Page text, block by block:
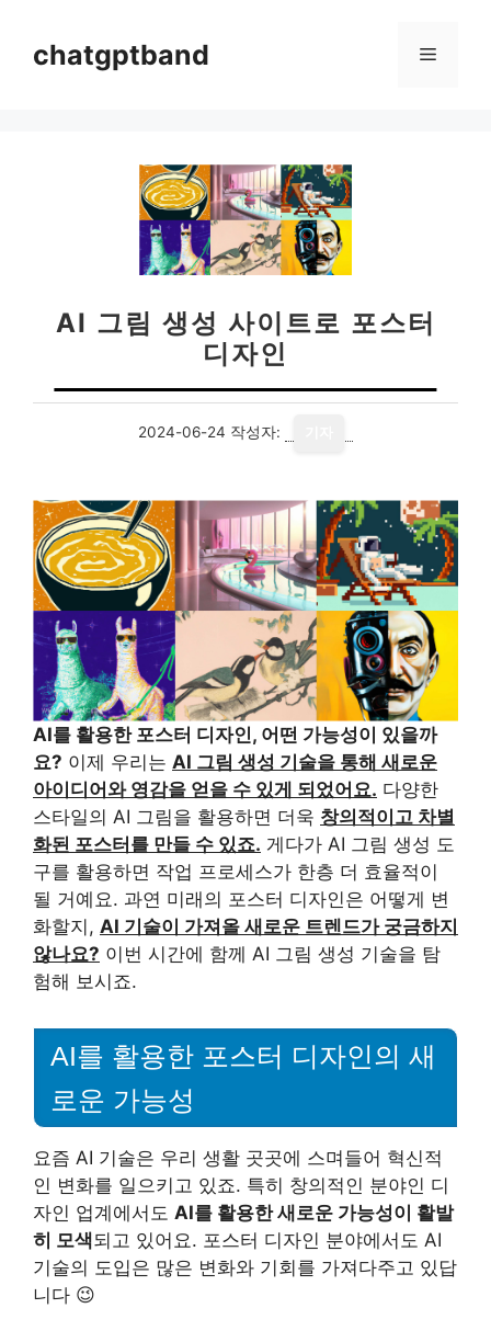
chatgptband 메
AI 그림 생성 사이트로 포스터
디자인
2024-06-24 작성자:
AI를 활용한 포스터 디자인, 어떤 가능성이 있을까
요? 이제 우리는 AI 그림 생성 기술을 통해 새로운
아이디어와 영감을 얻을 수 있게 되었어요. 다양한
스타일의 AI 그림을 활용하면 더욱 창의적이고 차별
화된 포스터를 만들 수 있죠. 게다가 AI 그림 생성 도
구를 활용하면 작업 프로세스가 한층 더 효율적이
될 거예요. 과연 미래의 포스터 디자인은 어떻게 변
화할지, AI 기술이 가져올 새로운 트렌드가 궁금하지
않나요? 이번 시간에 함께 AI 그림 생성 기술을 탐
험해 보시죠.
AI를 활용한 포스터 디자인의 새
로운 가능성
요즘 AI 기술은 우리 생활 곳곳에 스며들어 혁신적
인 변화를 일으키고 있죠. 특히 창의적인 분야인 디
자인 업계에서도 AI를 활용한 새로운 가능성이 활발
히 모색되고 있어요. 포스터 디자인 분야에서도 AI
기술의 도입은 많은 변화와 기회를 가져다주고 있답
니다 😉